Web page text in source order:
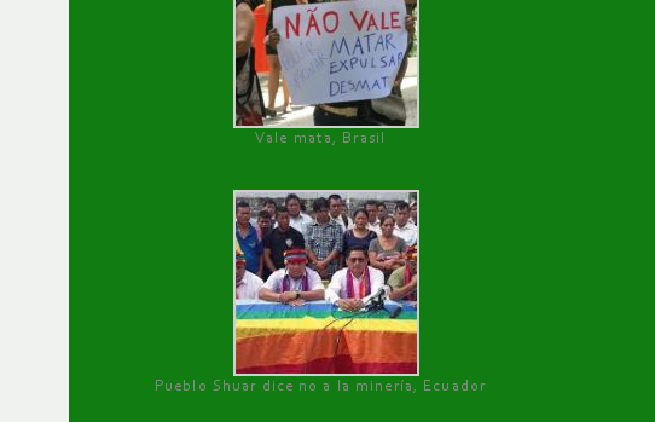
Vale mata, Brasil
Pueblo Shuar dice no a la minería, Ecuador